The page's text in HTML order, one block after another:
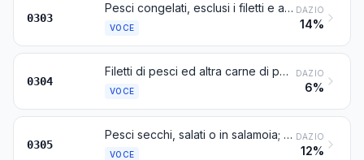
0303
Pesci congelati, esclusi i filetti e altre carni di pesci della voce 0304
VOCE
DAZIO
14%
0304
Filetti di pesci ed altra carne di pesci (anche tritata), freschi, refrigerati o congelati
VOCE
DAZIO
6%
0305
Pesci secchi, salati o in salamoia; pesci affumicati, anche cotti prima o durante l’affumicatura
VOCE
DAZIO
12%